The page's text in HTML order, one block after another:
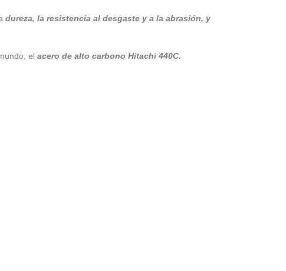
dureza, la resistencia al desgaste y a la abrasión, y
el acero de alto carbono Hitachi 440C.